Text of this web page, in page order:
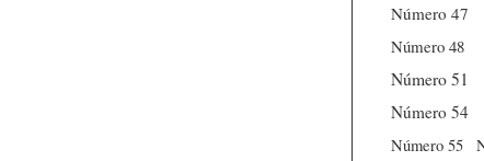
Número 47
Número 48
Número 51
Número 54
Número 55